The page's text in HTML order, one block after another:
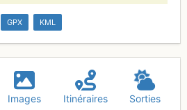
GPX KML
Images Itinéraires Sorties